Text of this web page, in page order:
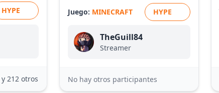
HYPE
y 212 otros
Juego: MINECRAFT HYPE
TheGuill84
Streamer
No hay otros participantes